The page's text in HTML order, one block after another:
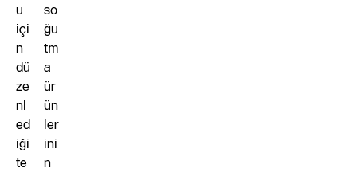
u
içi
n
dü
ze
nl
ed
iği
te
so
ğu
tm
a
ür
ün
ler
ini
n